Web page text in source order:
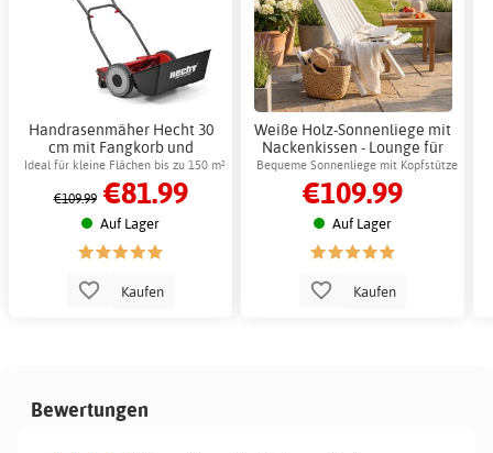
Handrasenmäher Hecht 30
cm mit Fangkorb und
Metallchassis
Ideal für kleine Flächen bis zu 150 m²
€109.99 €81.99
Auf Lager
Kaufen
Weiße Holz-Sonnenliege mit
Nackenkissen - Lounge für
Terrasse und Garten
Bequeme Sonnenliege mit Kopfstütze
für den Außenbereich
€109.99
Auf Lager
Kaufen
Bewertungen